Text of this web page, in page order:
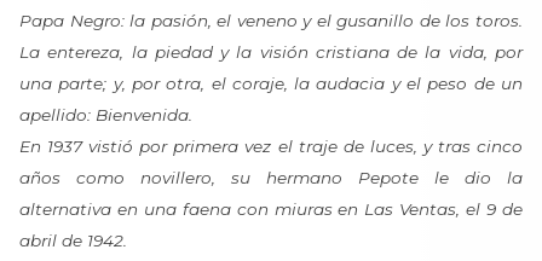
Papa Negro: la pasión, el veneno y el gusanillo de los toros.
La entereza, la piedad y la visión cristiana de la vida, por
una parte; y, por otra, el coraje, la audacia y el peso de un
apellido: Bienvenida.
En 1937 vistió por primera vez el traje de luces, y tras cinco
años como novillero, su hermano Pepote le dio la
alternativa en una faena con miuras en Las Ventas, el 9 de
abril de 1942.